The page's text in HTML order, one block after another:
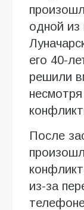
одной из
его 40-
решили
После
из-за